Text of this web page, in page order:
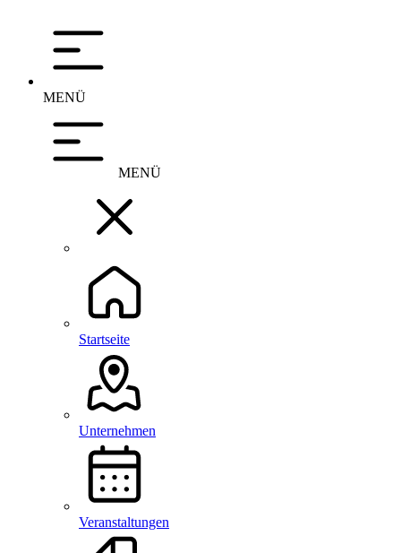
MENÜ
MENÜ
Startseite
Unternehmen
Veranstaltungen